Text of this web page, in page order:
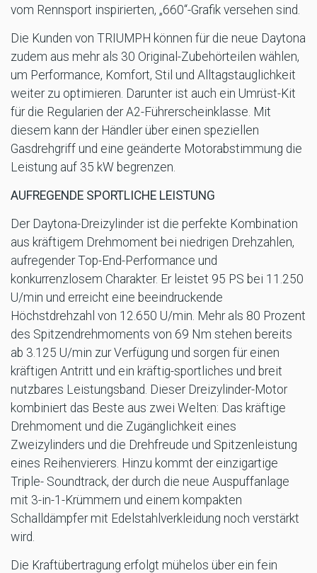
vom Rennsport inspirierten, „660“-Grafik versehen sind.
Die Kunden von TRIUMPH können für die neue Daytona
zudem aus mehr als 30 Original-Zubehörteilen wählen,
um Performance, Komfort, Stil und Alltagstauglichkeit
weiter zu optimieren. Darunter ist auch ein Umrüst-Kit
für die Regularien der A2-Führerscheinklasse. Mit
diesem kann der Händler über einen speziellen
Gasdrehgriff und eine geänderte Motorabstimmung die
Leistung auf 35 kW begrenzen.
AUFREGENDE SPORTLICHE LEISTUNG
Der Daytona-Dreizylinder ist die perfekte Kombination
aus kräftigem Drehmoment bei niedrigen Drehzahlen,
aufregender Top-End-Performance und
konkurrenzlosem Charakter. Er leistet 95 PS bei 11.250
U/min und erreicht eine beeindruckende
Höchstdrehzahl von 12.650 U/min. Mehr als 80 Prozent
des Spitzendrehmoments von 69 Nm stehen bereits
ab 3.125 U/min zur Verfügung und sorgen für einen
kräftigen Antritt und ein kräftig-sportliches und breit
nutzbares Leistungsband. Dieser Dreizylinder-Motor
kombiniert das Beste aus zwei Welten: Das kräftige
Drehmoment und die Zugänglichkeit eines
Zweizylinders und die Drehfreude und Spitzenleistung
eines Reihenvierers. Hinzu kommt der einzigartige
Triple- Soundtrack, der durch die neue Auspuffanlage
mit 3-in-1-Krümmern und einem kompakten
Schalldämpfer mit Edelstahlverkleidung noch verstärkt
wird.
Die Kraftübertragung erfolgt mühelos über ein fein